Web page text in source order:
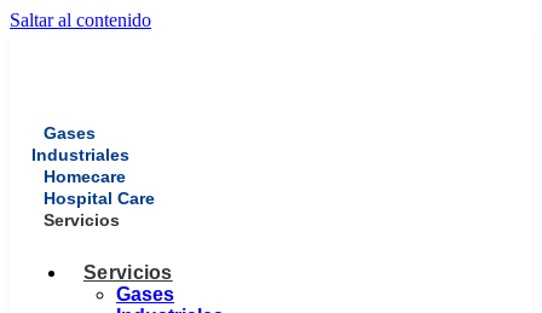
Saltar al contenido
Gases
Industriales
Homecare
Hospital Care
Servicios
Servicios
Gases